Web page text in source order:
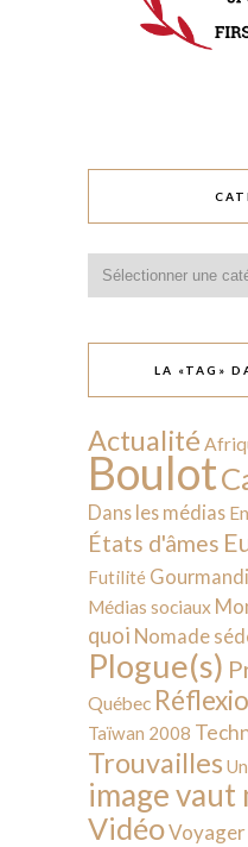
LA «TAG»
Actualité
Boulot
Dans les médias
États d'âmes
Futilité
Médias sociaux
quoi Nomade
Plogue(s)
Québec
Taïwan 2008
Trouvailles
image vaut
VidéoVoyager